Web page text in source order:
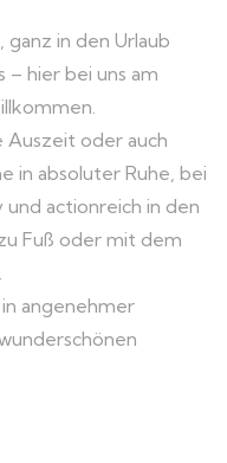
ganz in den Urlaub
– hier bei uns am
Auszeit oder auch
in absoluter Ruhe, bei
actionreich in den
Fuß oder mit dem
angenehmer